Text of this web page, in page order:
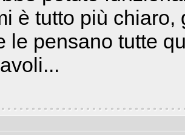
è tutto più chiaro,
le pensano tutte